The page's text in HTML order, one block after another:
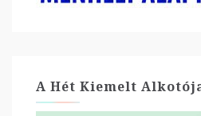
A Hét Kiemelt